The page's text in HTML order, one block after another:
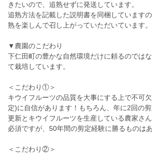
きたいので、追熟せずに発送しています。
追熟方法を記載した説明書を同梱しています
熟を楽しんで召し上がっていただいています。
▼農園のこだわり
下仁田町の豊かな自然環境だけに頼るのでは
て栽培しています。
＜こだわり①＞
キウイフルーツの品質を大事にする上で不可
定)に自信があります！もちろん、年に2回の
更新とキウイフルーツを生産している農家さ
必須ですが、50年間の剪定経験に勝るものはあ
＜こだわり②＞